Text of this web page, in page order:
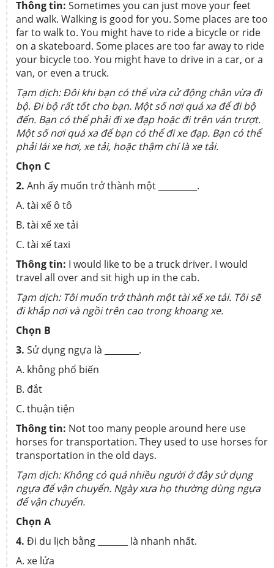
Thông tin: Sometimes you can just move your feet
and walk. Walking is good for you. Some places are too
far to walk to. You might have to ride a bicycle or ride
on a skateboard. Some places are too far away to ride
your bicycle too. You might have to drive in a car, or a
van, or even a truck.
Tạm dịch: Đôi khi bạn có thể vừa cử động chân vừa đi
bộ. Đi bộ rất tốt cho bạn. Một số nơi quá xa để đi bộ
đến. Bạn có thể phải đi xe đạp hoặc đi trên ván trượt.
Một số nơi quá xa để bạn có thể đi xe đạp. Bạn có thể
phải lái xe hơi, xe tải, hoặc thậm chí là xe tải.
Chọn C
2. Anh ấy muốn trở thành một _________.
A. tài xế ô tô
B. tài xế xe tải
C. tài xế taxi
Thông tin: I would like to be a truck driver. I would
travel all over and sit high up in the cab.
Tạm dịch: Tôi muốn trở thành một tài xế xe tải. Tôi sẽ
đi khắp nơi và ngồi trên cao trong khoang xe.
Chọn B
3. Sử dụng ngựa là ________.
A. không phổ biến
B. đắt
C. thuận tiện
Thông tin: Not too many people around here use
horses for transportation. They used to use horses for
transportation in the old days.
Tạm dịch: Không có quá nhiều người ở đây sử dụng
ngựa để vận chuyển. Ngày xưa họ thường dùng ngựa
để vận chuyển.
Chọn A
4. Đi du lịch bằng _______ là nhanh nhất.
A. xe lửa